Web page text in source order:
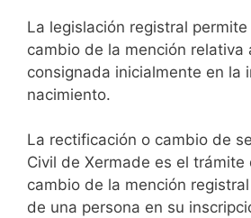
La legislación registral
cambio de la mención relativa
consignada inicialmente en la
nacimiento.
La rectificación o cambio de
Civil de Xermade es el trámite
cambio de la mención
de una persona en su